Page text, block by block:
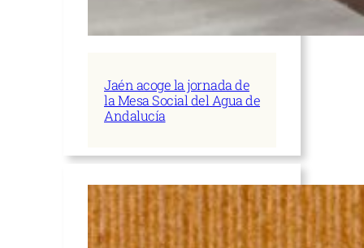
Jaén acoge la jornada de
la Mesa Social del Agua de
Andalucía